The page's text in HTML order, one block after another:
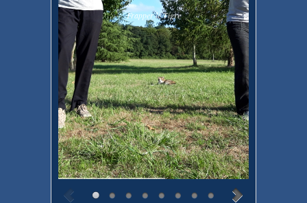
Frapper le Tigre